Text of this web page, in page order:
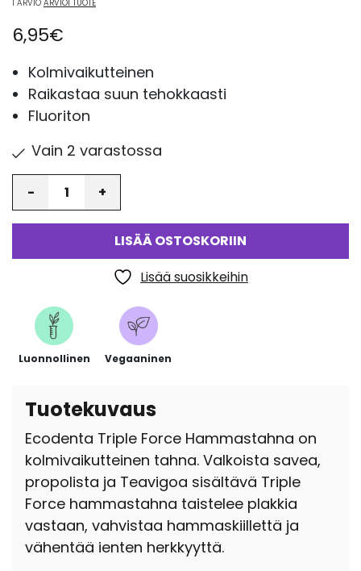
Arvio5.00
perustuen
1
asiakkaan
1 ARVIO ARVIOI TUOTE
6,95€
Kolmivaikutteinen
Raikastaa suun tehokkaasti
Fluoriton
Vain 2 varastossa
LISÄÄ OSTOSKORIIN
Lisää suosikkeihin
Luonnollinen Vegaaninen
Tuotekuvaus
Ecodenta Triple Force Hammastahna on
kolmivaikutteinen tahna. Valkoista savea,
propolista ja Teavigoa sisältävä Triple
Force hammastahna taistelee plakkia
vastaan, vahvistaa hammaskiillettä ja
vähentää ienten herkkyyttä.